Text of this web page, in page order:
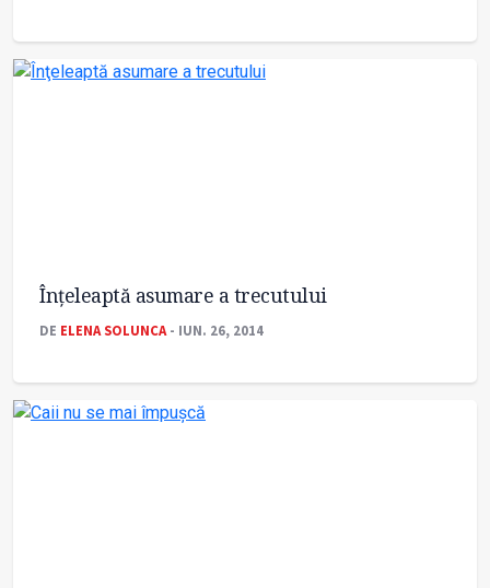
Înţeleaptă asumare a trecutului
DE ELENA SOLUNCA- IUN. 26, 2014